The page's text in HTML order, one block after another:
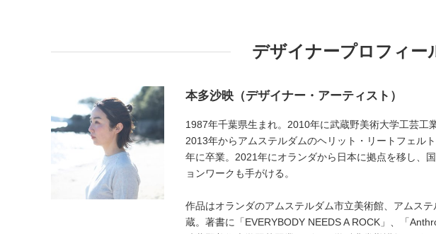
デザイナープロフィー
本多沙映（デザイナー・アーティスト）
1987年千葉県生まれ。2010年に武蔵野美術大学工芸工
2013年からアムステルダムのヘリット・リートフェル
年に卒業。2021年にオランダから日本に拠点を移し、
ョンワークも手がける。
作品はオランダのアムステルダム市立美術館、アムス
蔵。著書に「EVERYBODY NEEDS A ROCK」、「